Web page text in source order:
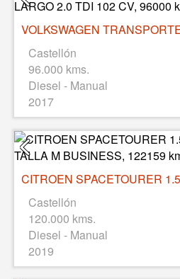
Castellón
96.000 kms.
Diesel - Manual
2017
Castellón
120.000 kms.
Diesel - Manual
2019